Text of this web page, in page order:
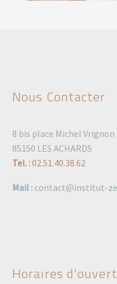
Nous Contacter
8 bis place Michel
85150 LES ACHARDS
Tel. :02.51.40.38.62
Mail : contact@institut-
Horaires